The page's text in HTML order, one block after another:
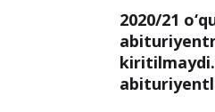
2020/21